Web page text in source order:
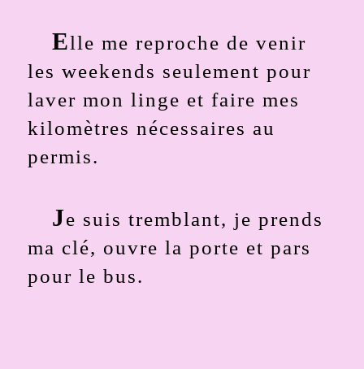
Elle me reproche de venir
les weekends seulement pour
laver mon linge et faire mes
kilomètres nécessaires au
permis.
Je suis tremblant, je prends
ma clé, ouvre la porte et pars
pour le bus.